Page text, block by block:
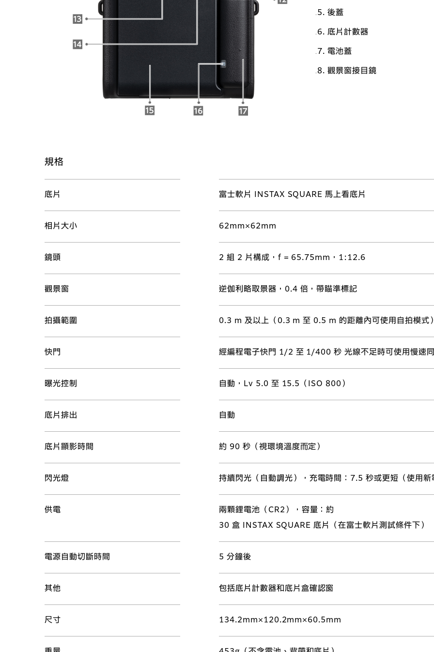
後蓋
底片計數器
電池蓋
觀景窗接目鏡
規格
底片 富士軟片 INSTAX SQUARE 馬上看底片
相片大小 62mm×62mm
鏡頭 2 組 2 片構成，f = 65.75mm，1:12.6
觀景窗 逆伽利略取景器，0.4 倍，帶瞄準標記
拍攝範圍 0.3 m 及以上（0.3 m 至 0.5 m 的距離內可使用自拍模式
快門 經編程電子快門 1/2 至 1/400 秒 光線不足時可使用慢速
曝光控制 自動，Lv 5.0 至 15.5（ISO 800）
底片排出 自動
底片顯影時間 約 90 秒（視環境溫度而定）
閃光燈 持續閃光（自動調光），充電時間：7.5 秒或更短（使用
供電
兩顆鋰電池（CR2），容量：約
30 盒 INSTAX SQUARE 底片（在富士軟片測試條件下）
電源自動切斷時間 5 分鐘後
其他 包括底片計數器和底片盒確認窗
尺寸 134.2mm×120.2mm×60.5mm